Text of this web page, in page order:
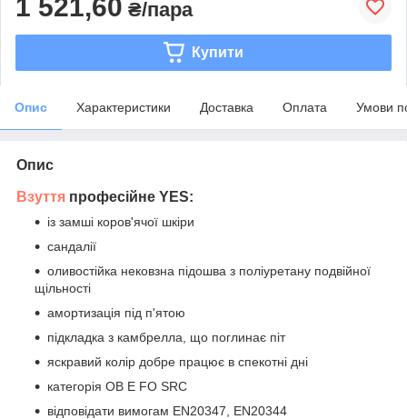
1 521,60 ₴/пара
Купити
Опис Характеристики Доставка Оплата Умови
Опис
Взуття професійне YES:
із замші коров'ячої шкіри
сандалії
оливостійка нековзна підошва з поліуретану подвійної
щільності
амортизація під п'ятою
підкладка з камбрелла, що поглинає піт
яскравий колір добре працює в спекотні дні
категорія OB E FO SRC
відповідати вимогам EN20347, EN20344